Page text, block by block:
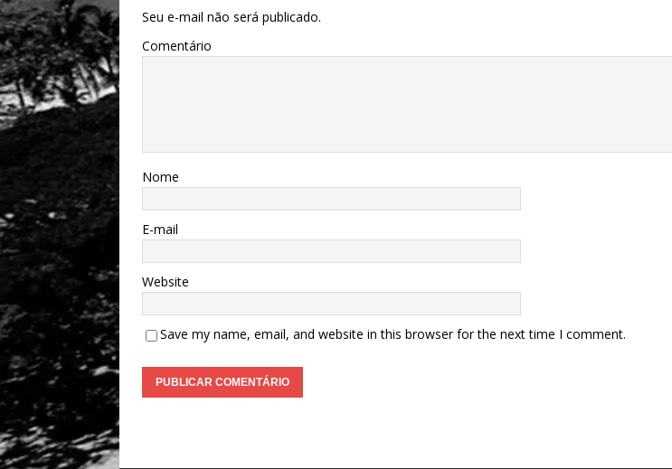
Seu e-mail não será publicado.
Comentário
Nome
E-mail
Website
Save my name, email, and website in this browser for the next time I comment.